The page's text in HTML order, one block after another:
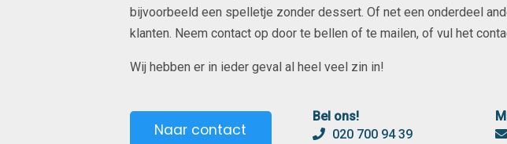
bijvoorbeeld een spelletje zonder dessert. Of net een onderdeel
klanten. Neem contact op door te bellen of te mailen, of vul het
Wij hebben er in ieder geval al heel veel zin in!
Naar contact
Bel ons!
020 700 94 39